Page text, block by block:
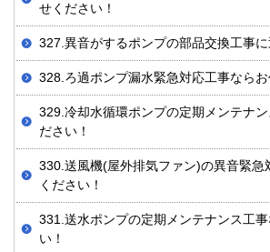
せください！
327.異音がするポンプの部品交換工事に
328.ろ過ポンプ漏水緊急対応工事ならお
329.冷却水循環ポンプの定期メンテナン
ださい！
330.送風機(屋外排気ファン)の異音緊急
ください！
331.送水ポンプの定期メンテナンス工
い！